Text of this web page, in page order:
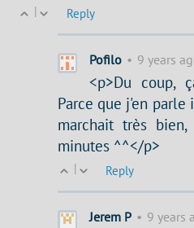
| Reply
Pofilo • 9 years
<p>Du coup,
Parce que j'en
marchait très
minutes ^^</p>
| Reply
Jerem P • 9 years